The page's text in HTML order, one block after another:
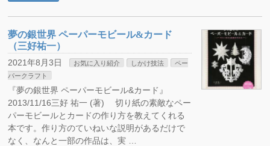
夢の銀世界 ペーパーモビール&カード
（三好祐一）
2021年8月3日 お気に入り紹介 しかけ技法
ペー
パークラフト
『夢の銀世界 ペーパーモビール&カード』
2013/11/16三好 祐一 (著) 切り紙の素敵なペー
パーモビールとカードの作り方を教えてくれる
本です。作り方のていねいな説明があるだけで
なく、なんと一部の作品は、実 …